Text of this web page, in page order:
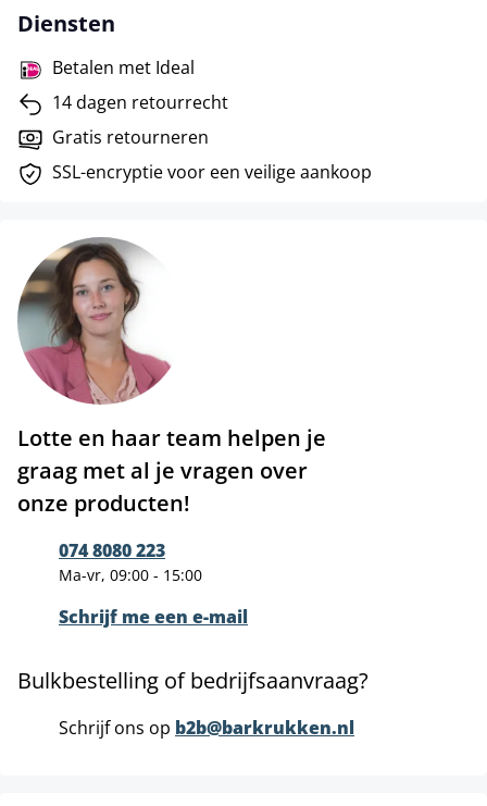
Diensten
Betalen met Ideal
14 dagen retourrecht
Gratis retourneren
SSL-encryptie voor een veilige aankoop
Lotte en haar team helpen je
graag met al je vragen over
onze producten!
074 8080 223
Ma-vr, 09:00 - 15:00
Schrijf me een e-mail
Bulkbestelling of bedrijfsaanvraag?
Schrijf ons op b2b@barkrukken.nl